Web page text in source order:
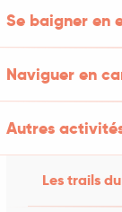
Se baigner en
Naviguer en
Autres
Les trails